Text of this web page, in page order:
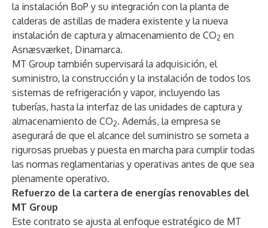
la instalación BoP y su integración con la planta de
calderas de astillas de madera existente y la nueva
instalación de captura y almacenamiento de CO2 en
Asnæsværket, Dinamarca.
MT Group también supervisará la adquisición, el
suministro, la construcción y la instalación de todos los
sistemas de refrigeración y vapor, incluyendo las
tuberías, hasta la interfaz de las unidades de captura y
almacenamiento de CO2. Además, la empresa se
asegurará de que el alcance del suministro se someta a
rigurosas pruebas y puesta en marcha para cumplir todas
las normas reglamentarias y operativas antes de que sea
plenamente operativo.
Refuerzo de la cartera de energías renovables del
MT Group
Este contrato se ajusta al enfoque estratégico de MT